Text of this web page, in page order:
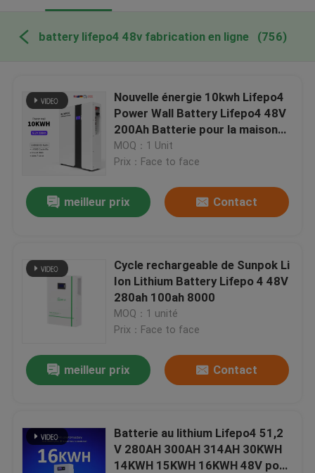
battery lifepo4 48v fabrication en ligne (756)
Nouvelle énergie 10kwh Lifepo4
Power Wall Battery Lifepo4 48V
200Ah Batterie pour la maison
pour le système d'énergie solaire
MOQ：1 Unit
Prix：Face to face
meilleur prix Contact
Cycle rechargeable de Sunpok Li
Ion Lithium Battery Lifepo 4 48V
280ah 100ah 8000
MOQ：1 unité
Prix：Face to face
meilleur prix Contact
Batterie au lithium Lifepo4 51,2
V 280AH 300AH 314AH 30KWH
14KWH 15KWH 16KWH 48V pour